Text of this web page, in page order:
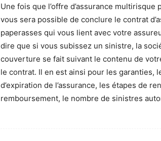
Une fois que l’offre d’assurance
vous sera possible de conclure le contrat
paperasses qui vous lient avec votre
dire que si vous subissez un sinistre, la
couverture se fait suivant le contenu de
le contrat. Il en est ainsi pour les garanties,
d’expiration de l’assurance, les étapes de
remboursement, le nombre de sinistres